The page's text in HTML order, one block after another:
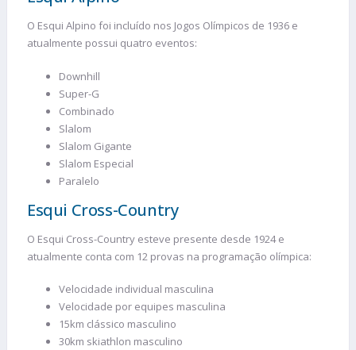
O Esqui Alpino foi incluído nos Jogos Olímpicos de 1936 e
atualmente possui quatro eventos:
Downhill
Super-G
Combinado
Slalom
Slalom Gigante
Slalom Especial
Paralelo
Esqui Cross-Country
O Esqui Cross-Country esteve presente desde 1924 e
atualmente conta com 12 provas na programação olímpica:
Velocidade individual masculina
Velocidade por equipes masculina
15km clássico masculino
30km skiathlon masculino